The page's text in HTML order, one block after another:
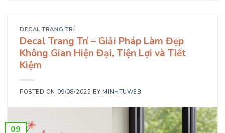
DECAL TRANG TRÍ
Decal Trang Trí – Giải Pháp Làm Đẹp
Không Gian Hiện Đại, Tiện Lợi và Tiết
Kiệm
POSTED ON 09/08/2025 BY MINHTUWEB
09